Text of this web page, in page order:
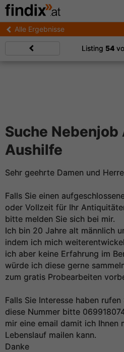
Alle Ergebnisse
Listing 54
Suche
Aushilfe
Sehr geehrte Damen und
Falls Sie einen
oder Vollzeit für Ihr
bitte melden Sie sich bei mir.
Ich bin 20 Jahre alt männlich
indem ich mich
ich aber keine Erfahrung im
würde ich diese gerne
zum gratis Probearbeiten
Falls Sie Interesse haben
diese Nummer bitte
mir eine email damit ich Ihnen
Lebenslauf mailen kann.
Danke